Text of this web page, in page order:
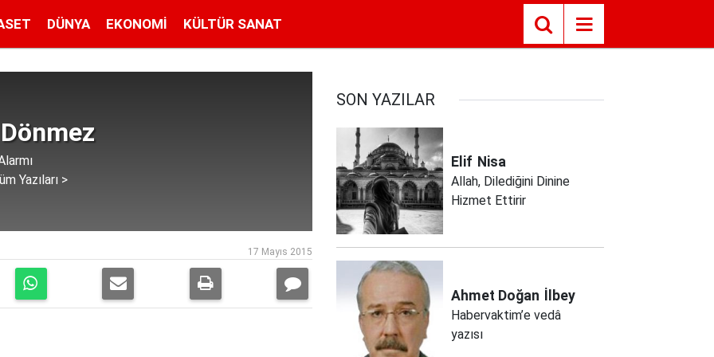
DÜNYA EKONOMI KÜLTÜR SANAT
Yazıları >
17 Mayıs 2015
SON YAZILAR
Elif Nisa
Allah, Dilediğini Dinine
Hizmet Ettirir
Ahmet Doğan İlbey
Habervaktim’e vedâ
yazısı